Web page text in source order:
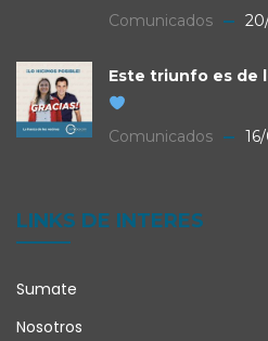
LINKS DE INTERES
Sumate
Nosotros
Comunicados
Este triunfo es de
Comunicados